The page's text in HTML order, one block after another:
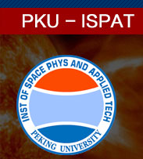
Jump to Content